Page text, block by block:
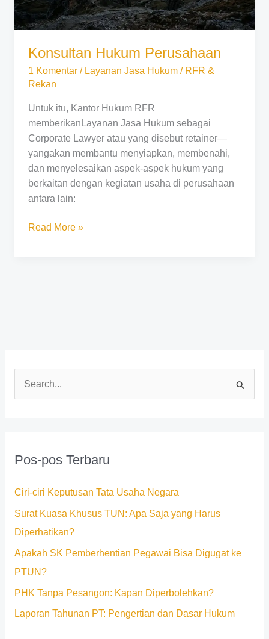
Konsultan Hukum Perusahaan
1 Komentar / Layanan Jasa Hukum / RFR &
Rekan
Untuk itu, Kantor Hukum RFR
memberikanLayanan Jasa Hukum sebagai
Corporate Lawyer atau yang disebut retainer—
yangakan membantu menyiapkan, membenahi,
dan menyelesaikan aspek-aspek hukum yang
berkaitan dengan kegiatan usaha di perusahaan
antara lain:
Read More »
u
u
k
:
Pos-pos Terbaru
Ciri-ciri Keputusan Tata Usaha Negara
Surat Kuasa Khusus TUN: Apa Saja yang Harus
Diperhatikan?
Apakah SK Pemberhentian Pegawai Bisa Digugat ke
PTUN?
PHK Tanpa Pesangon: Kapan Diperbolehkan?
Laporan Tahunan PT: Pengertian dan Dasar Hukum